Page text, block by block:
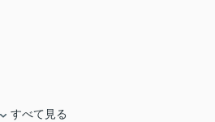
すべて見る